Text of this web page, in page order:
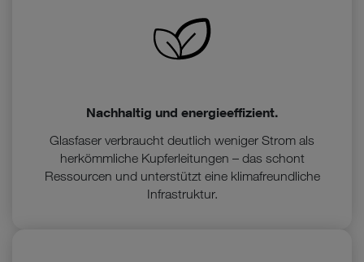
Nachhaltig und energieeffizient.
Glasfaser verbraucht deutlich weniger Strom als
herkömmliche Kupferleitungen – das schont
Ressourcen und unterstützt eine klimafreundliche
Infrastruktur.